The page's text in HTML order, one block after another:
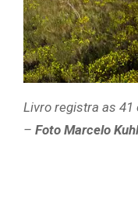
Livro registra as 41
– Foto Marcelo